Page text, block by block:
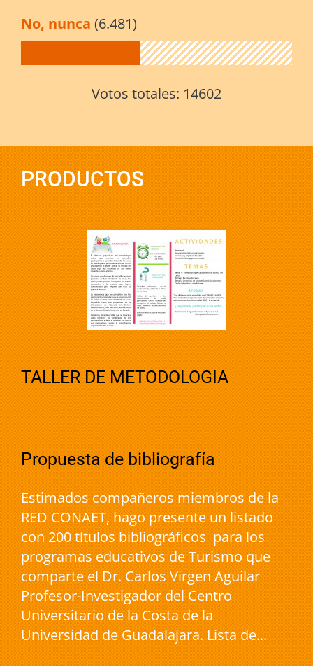
No, nunca (6.481)
Votos totales: 14602
PRODUCTOS
TALLER DE METODOLOGIA
Propuesta de bibliografía
Estimados compañeros miembros de la
RED CONAET, hago presente un listado
con 200 títulos bibliográficos para los
programas educativos de Turismo que
comparte el Dr. Carlos Virgen Aguilar
Profesor-Investigador del Centro
Universitario de la Costa de la
Universidad de Guadalajara. Lista de...